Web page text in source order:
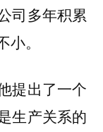
司多年积累
。
提出了一个
生产关系的